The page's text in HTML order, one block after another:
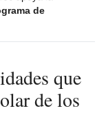
de
que
de los